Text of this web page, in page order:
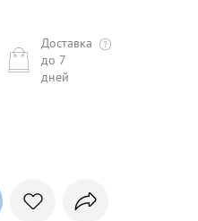
Доставка
до 7
дней